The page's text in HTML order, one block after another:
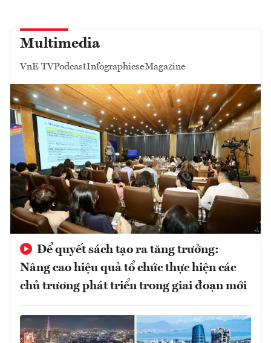
Multimedia
VnE TVPodcastInfographicseMagazine
Để quyết sách tạo ra tăng trưởng:
Nâng cao hiệu quả tổ chức thực hiện các
chủ trương phát triển trong giai đoạn mới